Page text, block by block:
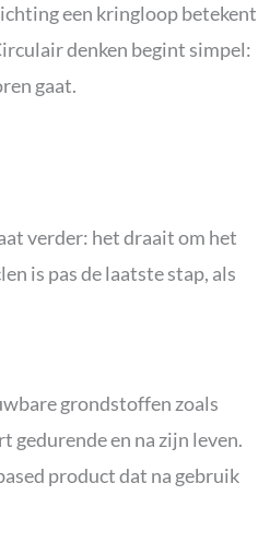
een kringloop betekent
denken begint simpel:
gaat.
verder: het draait om het
is pas de laatste stap, als
grondstoffen zoals
gedurende en na zijn leven.
product dat na gebruik